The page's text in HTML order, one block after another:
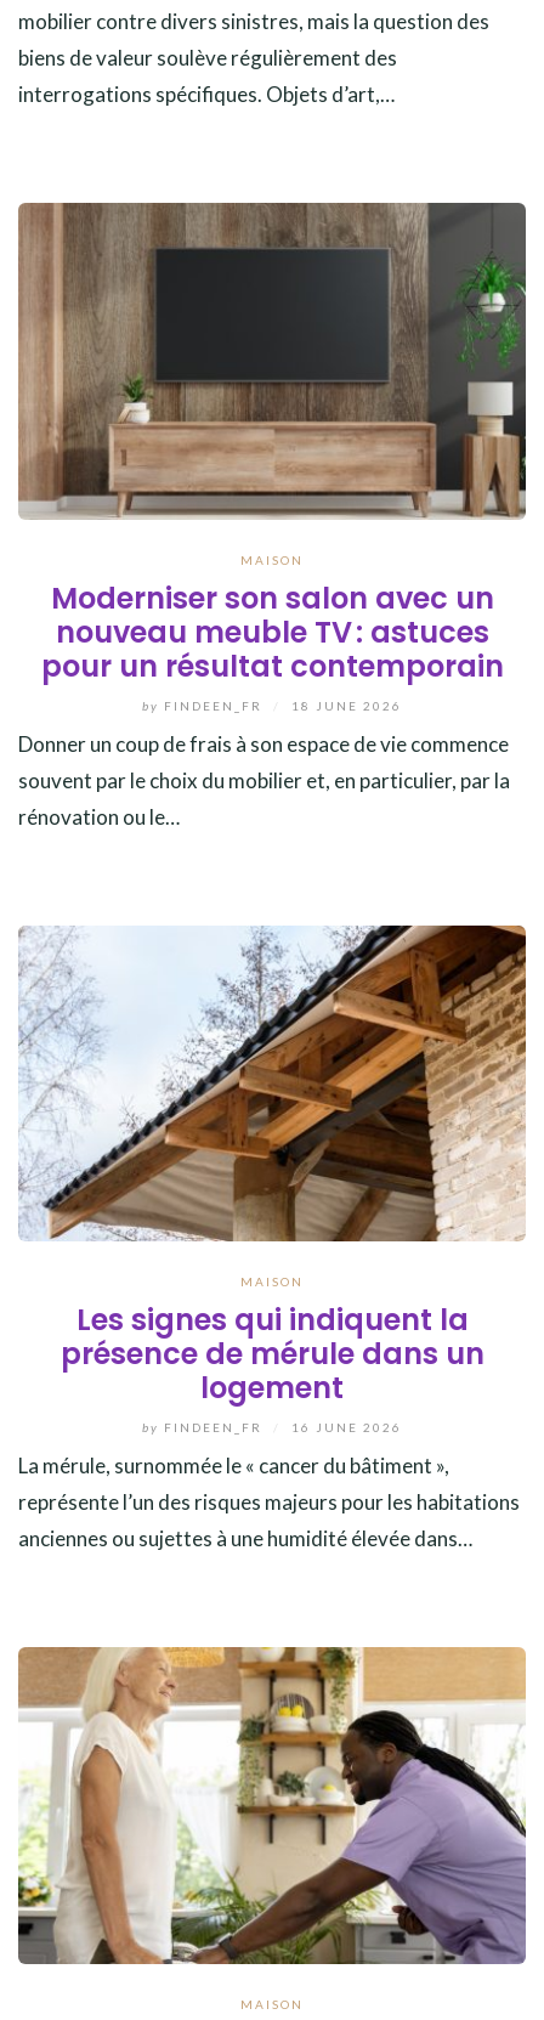
mobilier contre divers sinistres, mais la question des
biens de valeur soulève régulièrement des
interrogations spécifiques. Objets d’art,…
MAISON
Moderniser son salon avec un
nouveau meuble TV : astuces
pour un résultat contemporain
by FINDEEN_FR 18 JUNE 2026
Donner un coup de frais à son espace de vie commence
souvent par le choix du mobilier et, en particulier, par la
rénovation ou le…
MAISON
Les signes qui indiquent la
présence de mérule dans un
logement
by FINDEEN_FR 16 JUNE 2026
La mérule, surnommée le « cancer du bâtiment »,
représente l’un des risques majeurs pour les habitations
anciennes ou sujettes à une humidité élevée dans…
MAISON